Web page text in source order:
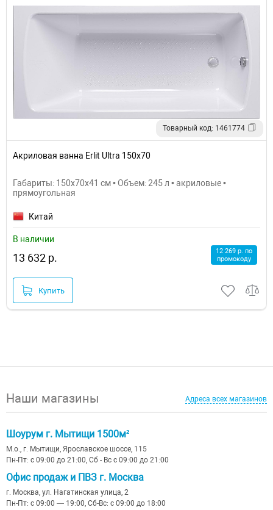
Товарный код: 1461774
Акриловая ванна Erlit Ultra 150х70
Габариты: 150x70x41 см • Объем: 245 л • акриловые •
прямоугольная
Китай
В наличии
13 632 р.
12 269 р. по
промокоду
Купить
Наши магазины Адреса всех магазинов
Шоурум г. Мытищи 1500м²
М.о., г. Мытищи, Ярославское шоссе, 115
Пн-Пт: с 09:00 до 21:00, Сб - Вс с 09:00 до 21:00
Офис продаж и ПВЗ г. Москва
г. Москва, ул. Нагатинская улица, 2
Пн-Пт: с 09:00 — 19:00, Сб-Вс: с 09:00 до 18:00